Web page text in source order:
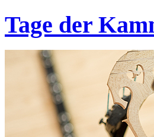
Tage der